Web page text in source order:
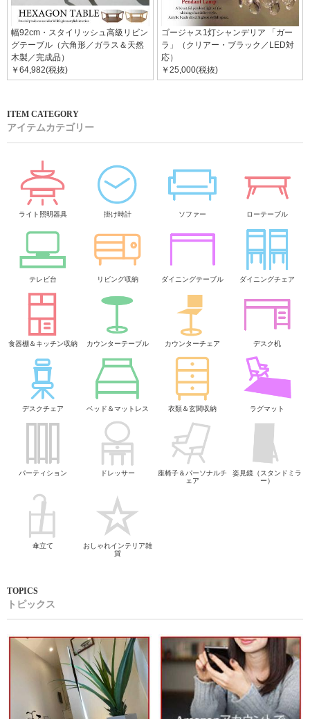
幅92cm・スタイリッシュ高級リビン
グテーブル（六角形／ガラス＆天然
木製／完成品）
￥64,982(税抜)
ゴージャス1灯シャンデリア 「ガー
ラ」（クリアー・ブラック／LED対
応）
￥25,000(税抜)
アイテムカテゴリー
ライト照明器具 掛け時計 ソファー ローテーブル
テレビ台 リビング収納 ダイニングテーブル ダイニングチェア
食器棚＆キッチン収納 カウンターテーブル カウンターチェア デスク机
デスクチェア ベッド＆マットレス 衣類＆玄関収納 ラグマット
パーティション ドレッサー
座椅子＆パーソナルチ
ェア
姿見鏡（スタンドミラ
ー）
傘立て
おしゃれインテリア雑
貨
トピックス